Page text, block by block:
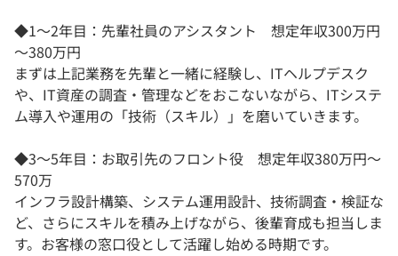
◆1〜2年目：先輩社員のアシスタント 想定年収300万円
～380万円
まずは上記業務を先輩と一緒に経験し、ITヘルプデスク
や、IT資産の調査・管理などをおこないながら、ITシステ
ム導入や運用の「技術（スキル）」を磨いていきます。
◆3〜5年目：お取引先のフロント役 想定年収380万円～
570万
インフラ設計構築、システム運用設計、技術調査・検証な
ど、さらにスキルを積み上げながら、後輩育成も担当しま
す。お客様の窓口役として活躍し始める時期です。